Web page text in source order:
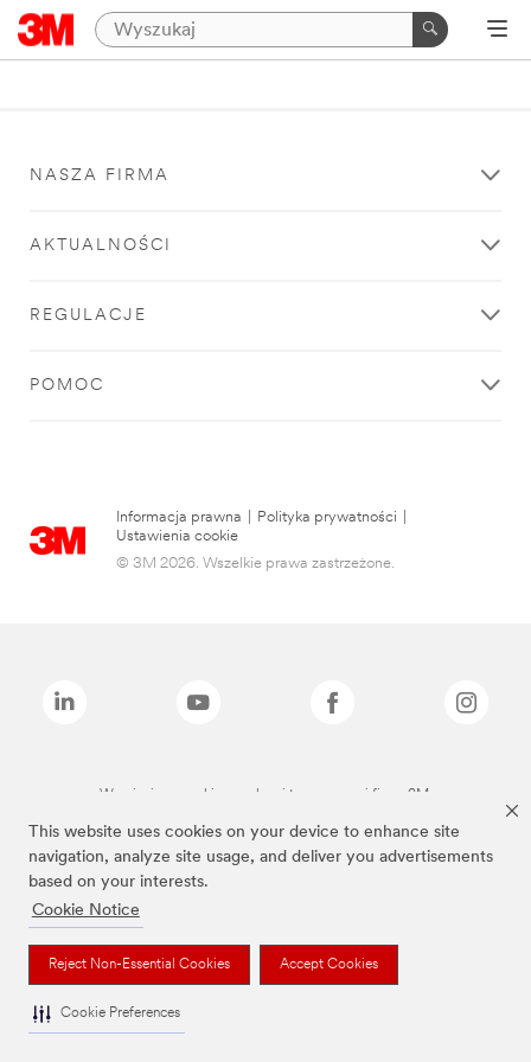
This website uses cookies on your device to enhance site
navigation, analyze site usage, and deliver you advertisements
based on your interests.
Cookie Notice
Reject Non-Essential Cookies Accept Cookies
Cookie Preferences
NASZA FIRMA
AKTUALNOŚCI
REGULACJE
POMOC
Informacja prawna Polityka prywatności
Ustawienia cookie
© 3M 2026. Wszelkie prawa zastrzeżone.
Wymienione marki są znakami towarowymi firmy 3M.